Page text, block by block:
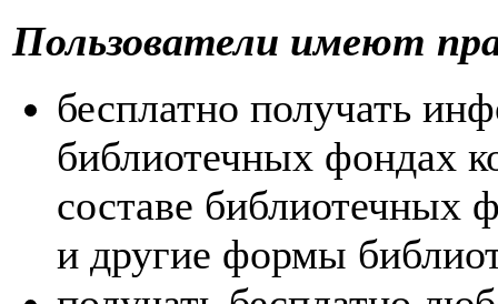
Пользователи имеют
бесплатно получать
библиотечных фондах
составе библиотечных
и другие формы